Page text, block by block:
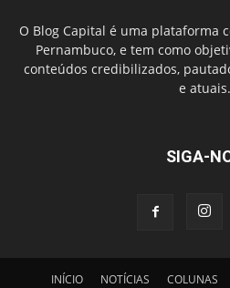
O Blog Capital é uma plataforma
Pernambuco, e tem como
conteúdos credibilizados,
e atuais.
SIGA-
INÍCIO NOTÍCIAS COLUNAS